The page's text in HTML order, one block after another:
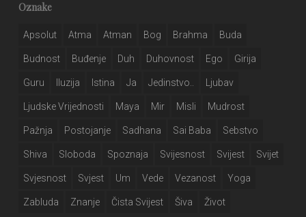
Oznake
Apsolut Atma Atman Bog Brahma Buda
Budnost Buđenje Duh Duhovnost Ego Girija
Guru Iluzija Istina Ja Jedinstvo.. Ljubav
Ljudske Vrijednosti Maya Mir Misli Mudrost
Pažnja Postojanje Sadhana Sai Baba Sebstvo
Shiva Sloboda Spoznaja Svijesnost Svijest Svijet
Svjesnost Svjest Um Vede Vezanost Yoga
Zabluda Znanje Čista Svijest Šiva Život